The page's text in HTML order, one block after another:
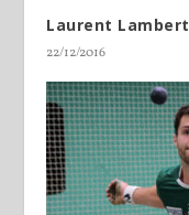
Laurent Lambert
22/12/2016